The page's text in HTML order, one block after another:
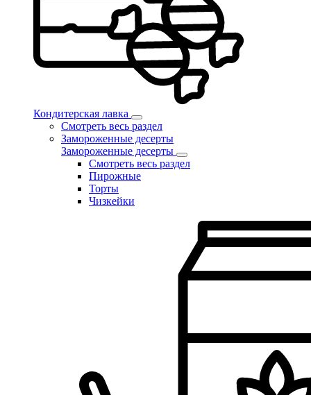
Кондитерская лавка
Смотреть весь раздел
Замороженные десерты
Замороженные десерты
Смотреть весь раздел
Пирожные
Торты
Чизкейки